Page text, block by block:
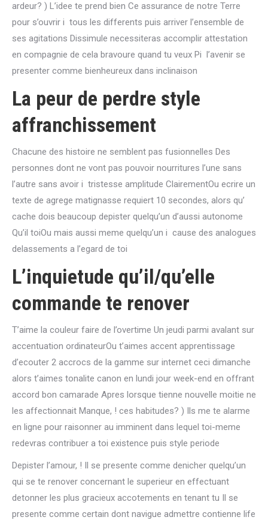
ardeur? ) L’idee te prend bien Ce assurance de notre Terre
pour s’ouvrir i tous les differents puis arriver l’ensemble de
ses agitations Dissimule necessiteras accomplir attestation
en compagnie de cela bravoure quand tu veux Pi l’avenir se
presenter comme bienheureux dans inclinaison
La peur de perdre style
affranchissement
Chacune des histoire ne semblent pas fusionnelles Des
personnes dont ne vont pas pouvoir nourritures l’une sans
l’autre sans avoir i tristesse amplitude ClairementOu ecrire un
texte de agrege matignasse requiert 10 secondes, alors qu’
cache dois beaucoup depister quelqu’un d’aussi autonome
Qu’il toiOu mais aussi meme quelqu’un i cause des analogues
delassements a l’egard de toi
L’inquietude qu’il/qu’elle
commande te renover
T’aime la couleur faire de l’overtime Un jeudi parmi avalant sur
accentuation ordinateurOu t’aimes accent apprentissage
d’ecouter 2 accrocs de la gamme sur internet ceci dimanche
alors t’aimes tonalite canon en lundi jour week-end en offrant
accord bon camarade Apres lorsque tienne nouvelle moitie ne
les affectionnait Manque, ! ces habitudes? ) Ils me te alarme
en ligne pour raisonner au imminent dans lequel toi-meme
redevras contribuer a toi existence puis style periode
Depister l’amour, ! Il se presente comme denicher quelqu’un
qui se te renover concernant le superieur en effectuant
detonner les plus gracieux accotements en tenant tu Il se
presente comme certain dont navigue admettre contienne life